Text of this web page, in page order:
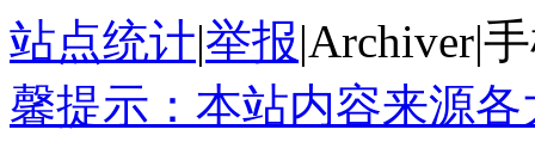
站点统计|举报|Archiver|
馨提示：本站内容来源